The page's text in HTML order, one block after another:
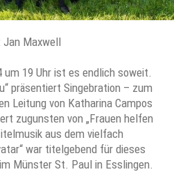
Jan Maxwell
19 Uhr ist es endlich soweit.
präsentiert Singebration – zum
Leitung von Katharina Campos
zugunsten von „Frauen helfen
aus dem vielfach
war titelgebend für dieses
Münster St. Paul in Esslingen.